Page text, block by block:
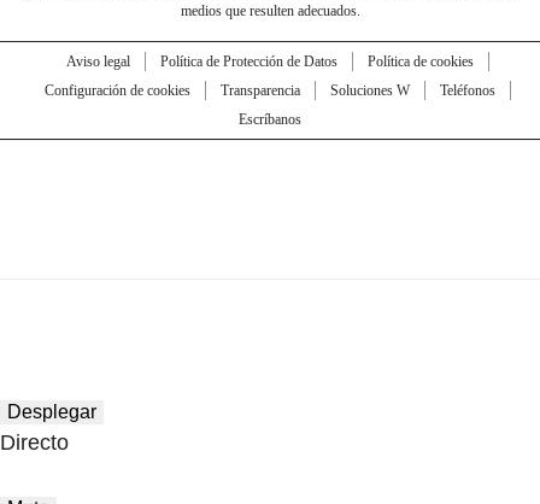
medios que resulten adecuados.
Aviso legal Política de Protección de Datos
Política de cookies
Configuración de cookies
Transparencia Soluciones W
Teléfonos
Escríbanos
Desplegar
Directo